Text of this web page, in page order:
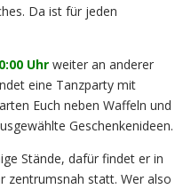
Da ist für jeden
Uhr weiter an anderer
eine Tanzparty mit
Euch neben Waffeln und
Geschenkenideen.
Stände, dafür findet er in
zentrumsnah statt. Wer also